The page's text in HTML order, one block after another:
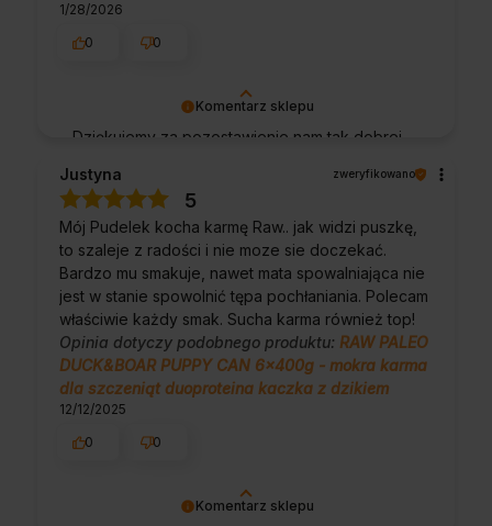
Komentarz sklepu
Dziękujemy za pozostawienie nam tak dobrej
klienta i Twoja recenzja potwierdza nasze
wysiłki - dziękujemy raz jeszcze i mamy
nadzieję - do szybkiego zobaczenia!
1/28/2026
0
0
Komentarz sklepu
Justyna zweryfikowano
5
Mój Pudelek kocha karmę Raw.. jak widzi puszkę,
to szaleje z radości i nie moze sie doczekać.
Bardzo mu smakuje, nawet mata spowalniająca nie
jest w stanie spowolnić tępa pochłaniania. Polecam
właściwie każdy smak. Sucha karma również top!
Opinia dotyczy podobnego produktu: RAW PALEO
DUCK&BOAR PUPPY CAN 6x400g - mokra karma
dla szczeniąt duoproteina kaczka z dzikiem
12/12/2025
0
0